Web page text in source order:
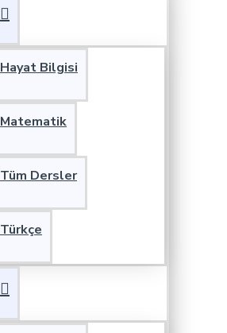
Hayat Bilgisi
Matematik
Tüm Dersler
Türkçe